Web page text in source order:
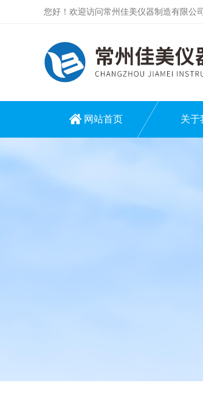
您好！欢迎访问常州佳美仪器制造有限公
网站首页 关于